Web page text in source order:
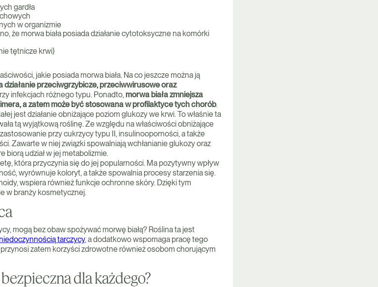
gardła
w organizmie
że morwa biała posiada działanie cytotoksyczne na komórki
tętnicze krwi)
jakie posiada morwa biała. Na co jeszcze można ją
działanie przeciwgrzybicze, przeciwwirusowe oraz
infekcjach różnego typu. Ponadto, morwa biała zmniejsza
a zatem może być stosowana w profilaktyce tych chorób.
jest działanie obniżające poziom glukozy we krwi. To właśnie ta
tą wyjątkową roślinę. Ze względu na właściwości obniżające
przy cukrzycy typu II, insulinooporności, a także
Zawarte w niej związki spowalniają wchłanianie glukozy oraz
biorą udział w jej metabolizmie.
która przyczynia się do jej popularności. Ma pozytywny wpływ
wyrównuje koloryt, a także spowalnia procesy starzenia się.
wspiera również funkcje ochronne skóry. Dzięki tym
w branży kosmetycznej.
mogą bez obaw spożywać morwę białą? Roślina ta jest
niedoczynnością tarczycy, a dodatkowo wspomaga pracę tego
przynosi zatem korzyści zdrowotne również osobom chorującym
dla każdego?